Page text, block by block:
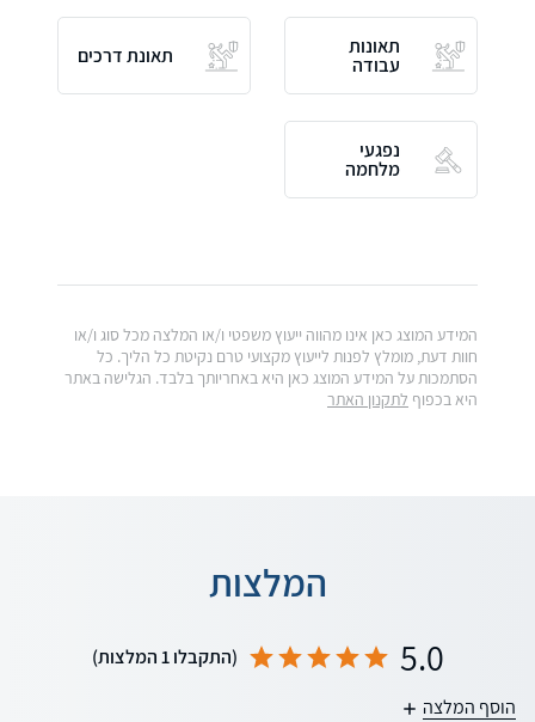
תאונות
עבודה תאונת דרכים
נפגעי
מלחמה
המידע המוצג כאן אינו מהווה ייעוץ משפטי ו/או המלצה מכל סוג ו/או
חוות דעת, מומלץ לפנות לייעוץ מקצועי טרם נקיטת כל הליך. כל
הסתמכות על המידע המוצג כאן היא באחריותך בלבד. הגלישה באתר
היא בכפוף לתקנון האתר
המלצות
הוסף המלצה
5.0 (התקבלו 1 המלצות)